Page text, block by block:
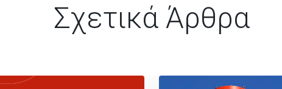
Σχετικά Άρθρα